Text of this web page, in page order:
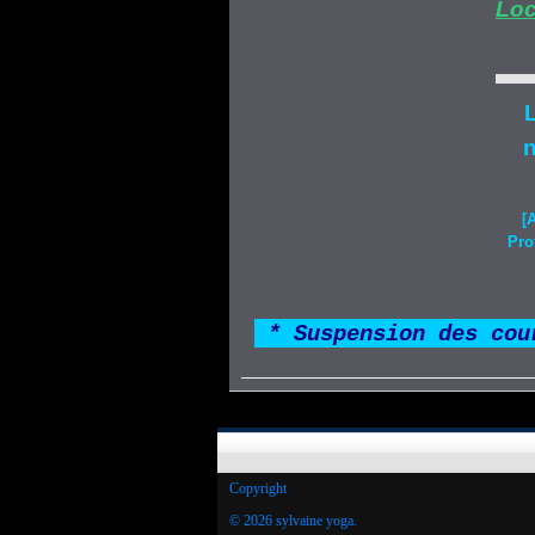
* Suspension des
Copyright
© 2026 sylvaine yoga.